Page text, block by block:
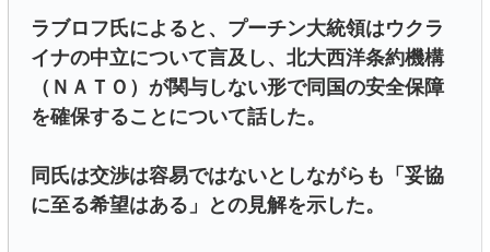
ラブロフ氏によると、プーチン大統領はウクラ
イナの中立について言及し、北大西洋条約機構
（ＮＡＴＯ）が関与しない形で同国の安全保障
を確保することについて話した。
同氏は交渉は容易ではないとしながらも「妥協
に至る希望はある」との見解を示した。